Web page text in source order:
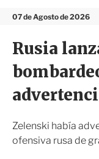
n
07 de Agosto de 2026
Rusia
Zelenski había
ofensiva rusa de